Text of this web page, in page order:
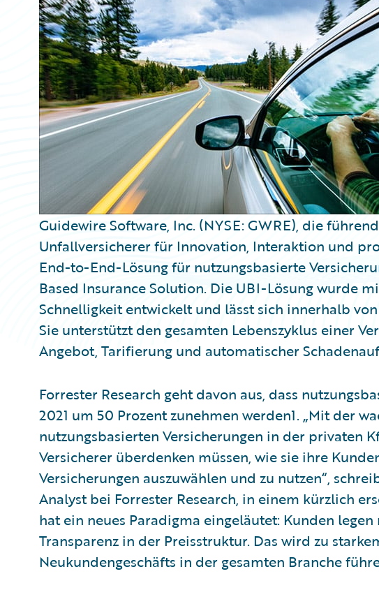
Guidewire Software, Inc. (NYSE: GWRE), die
Unfallversicherer für Innovation, Interaktion und
End-to-End-Lösung für nutzungsbasierte
Based Insurance Solution. Die UBI-Lösung wurde
Schnelligkeit entwickelt und lässt sich innerhalb
Sie unterstützt den gesamten Lebenszyklus einer
Angebot, Tarifierung und automatischer
Forrester Research geht davon aus, dass
2021 um 50 Prozent zunehmen werden1. „Mit der
nutzungsbasierten Versicherungen in der privaten
Versicherer überdenken müssen, wie sie ihre
Versicherungen auszuwählen und zu nutzen“,
Analyst bei Forrester Research, in einem kürzlich
hat ein neues Paradigma eingeläutet: Kunden
Transparenz in der Preisstruktur. Das wird zu
Neukundengeschäfts in der gesamten Branche